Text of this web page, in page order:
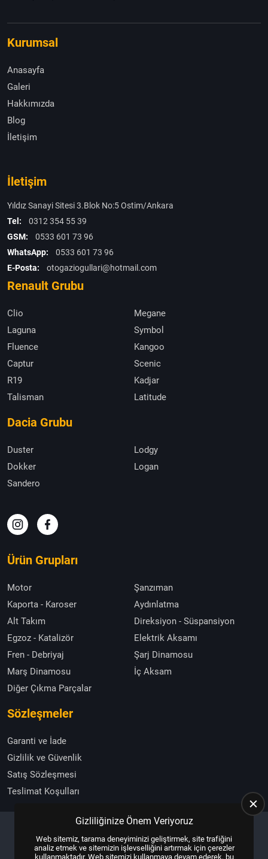
Kurumsal
Anasayfa
Galeri
Hakkımızda
Blog
İletişim
İletişim
Yıldız Sanayi Sitesi 3.Blok No:5 Ostim/Ankara
Tel:
0312 354 55 39
GSM:
0533 601 73 96
WhatsApp:
0533 601 73 96
E-Posta:
otogaziogullari@hotmail.com
Renault Grubu
Clio
Megane
Laguna
Symbol
Fluence
Kangoo
Captur
Scenic
R19
Kadjar
Talisman
Latitude
Dacia Grubu
Duster
Lodgy
Dokker
Logan
Sandero
Ürün Grupları
Motor
Şanzıman
Kaporta - Karoser
Aydınlatma
Alt Takım
Direksiyon - Süspansiyon
Egzoz - Katalizör
Elektrik Aksamı
Fren - Debriyaj
Şarj Dinamosu
Marş Dinamosu
İç Aksam
Diğer Çıkma Parçalar
Sözleşmeler
Garanti ve İade
Gizlilik ve Güvenlik
Satış Sözleşmesi
Teslimat Koşulları
Copyright © 2025, All Right ReservedUS YAZILIM
Gizliliğinize Önem Veriyoruz
Web sitemiz, tarama deneyiminizi geliştirmek, site trafiğini
analiz etmek ve sitemizin işlevselliğini artırmak için çerezler
kullanmaktadır. Web sitemizi kullanmaya devam ederek, bu